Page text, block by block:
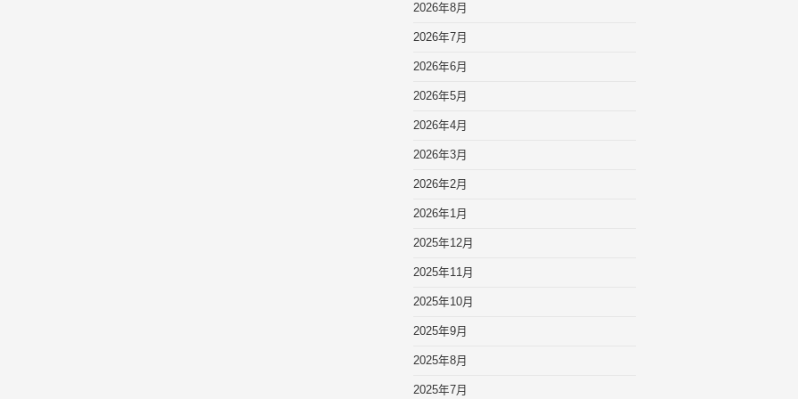
2026年8月
2026年7月
2026年6月
2026年5月
2026年4月
2026年3月
2026年2月
2026年1月
2025年12月
2025年11月
2025年10月
2025年9月
2025年8月
2025年7月